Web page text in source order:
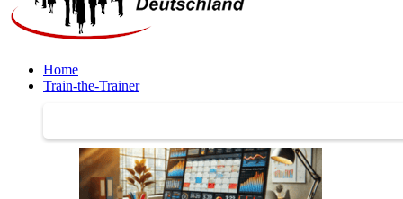
Home
Train-the-Trainer